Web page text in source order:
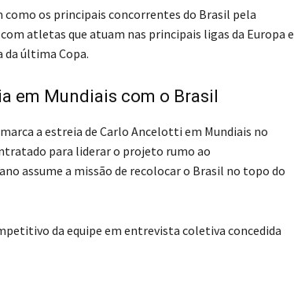
como os principais concorrentes do Brasil pela
atletas que atuam nas principais ligas da Europa e
última Copa.
Mundiais com o Brasil
a estreia de Carlo Ancelotti em Mundiais no
para liderar o projeto rumo ao
assume a missão de recolocar o Brasil no topo do
da equipe em entrevista coletiva concedida